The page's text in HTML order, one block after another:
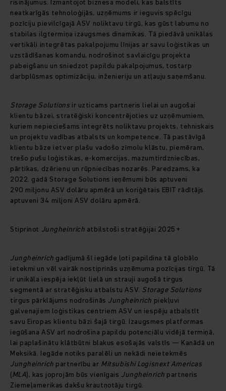
risinājumus. Izmantojot biznesa modeli, kas balstīts
neatkarīgās tehnoloģijās, uzņēmums ir ieguvis spēcīgu
pozīciju pievilcīgajā ASV noliktavu tirgū, kas gūst labumu no
stabilas ilgtermiņa izaugsmes dinamikas. Tā piedāvā unikālas
vertikāli integrētas pakalpojumu līnijas ar savu loģistikas un
uzstādīšanas komandu, nodrošinot savlaicīgu projekta
pabeigšanu un sniedzot papildu pakalpojumus, tostarp
darbplūsmas optimizāciju, inženieriju un atļauju saņemšanu.
Storage Solutionsir uzticams partneris lielai un augošai
klientu bāzei, stratēģiski koncentrējoties uz uzņēmumiem,
kuriem nepieciešams integrēts noliktavu projekts, tehniskais
un projektu vadības atbalsts un kompetence. Tā pastāvīgā
klientu bāze ietver plašu vadošo zīmolu klāstu, piemēram,
trešo pušu loģistikas, e-komercijas, mazumtirdzniecības,
pārtikas, dzērienu un rūpniecības nozarēs. Paredzams, ka
2022. gadā Storage Solutions ieņēmumi būs aptuveni
290 miljonu ASV dolāru apmērā un koriģētais EBIT rādītājs
aptuveni 34 miljoni ASV dolāru apmērā.
Stiprinot Jungheinrich atbilstoši stratēģijai 2025+
Jungheinrich gadījumā šī iegāde ļoti papildina tā globālo
ietekmi un vēl vairāk nostiprinās uzņēmuma pozīcijas tirgū. Tā
ir unikāla iespēja iekļūt lielā un strauji augošā tirgus
segmentā ar stratēģisku atbalstu ASV. Storage Solutions
tirgus pārklājums nodrošinās Jungheinrich piekļuvi
galvenajiem loģistikas centriem ASV un iespēju atbalstīt
savu Eiropas klientu bāzi šajā tirgū. Izaugsmes platformas
iegūšana ASV arī nodrošina papildu potenciālu vidējā termiņā,
lai paplašinātu klātbūtni blakus esošajās valstīs — Kanādā un
Meksikā. Iegāde notiks paralēli un nekādi neietekmēs
Jungheinrich partnerību ar Mitsubishi Logisnext Americas
(MLA), kas joprojām būs vienīgais Jungheinrich partneris
Ziemeļamerikas dakšu krautņotāju tirgū.